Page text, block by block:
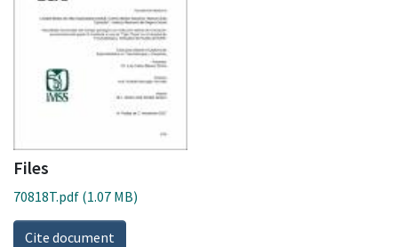
Files
70818T.pdf (1.07 MB)
Cite document